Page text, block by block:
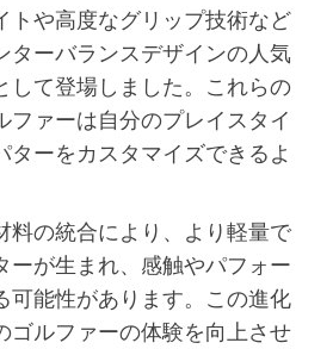
トや高度なグリップ技術など
ターバランスデザインの人気
して登場しました。これらの
ファーは自分のプレイスタイ
ターをカスタマイズできるよ
料の統合により、より軽量で
ーが生まれ、感触やパフォー
可能性があります。この進化
ゴルファーの体験を向上させ